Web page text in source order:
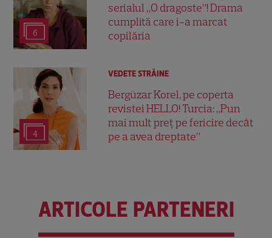
6
serialul „O dragoste”! Drama
cumplită care i-a marcat
copilăria
4
VEDETE STRĂINE
Bergüzar Korel, pe coperta
revistei HELLO! Turcia: „Pun
mai mult preț pe fericire decât
pe a avea dreptate”
ARTICOLE PARTENERI